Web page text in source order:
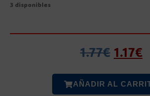
3 disponibles
1.77€ 1.17€
AÑADIR AL